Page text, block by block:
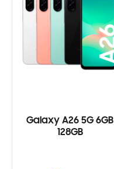
Galaxy A26 5G 6GB
128GB